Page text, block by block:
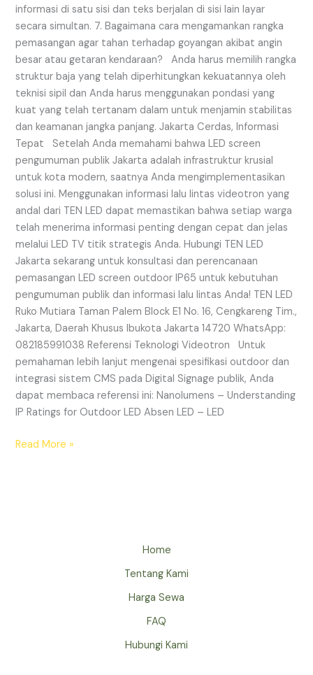
informasi di satu sisi dan teks berjalan di sisi lain layar
secara simultan. 7. Bagaimana cara mengamankan rangka
pemasangan agar tahan terhadap goyangan akibat angin
besar atau getaran kendaraan? Anda harus memilih rangka
struktur baja yang telah diperhitungkan kekuatannya oleh
teknisi sipil dan Anda harus menggunakan pondasi yang
kuat yang telah tertanam dalam untuk menjamin stabilitas
dan keamanan jangka panjang. Jakarta Cerdas, Informasi
Tepat Setelah Anda memahami bahwa LED screen
pengumuman publik Jakarta adalah infrastruktur krusial
untuk kota modern, saatnya Anda mengimplementasikan
solusi ini. Menggunakan informasi lalu lintas videotron yang
andal dari TEN LED dapat memastikan bahwa setiap warga
telah menerima informasi penting dengan cepat dan jelas
melalui LED TV titik strategis Anda. Hubungi TEN LED
Jakarta sekarang untuk konsultasi dan perencanaan
pemasangan LED screen outdoor IP65 untuk kebutuhan
pengumuman publik dan informasi lalu lintas Anda! TEN LED
Ruko Mutiara Taman Palem Block E1 No. 16, Cengkareng Tim.,
Jakarta, Daerah Khusus Ibukota Jakarta 14720 WhatsApp:
082185991038 Referensi Teknologi Videotron Untuk
pemahaman lebih lanjut mengenai spesifikasi outdoor dan
integrasi sistem CMS pada Digital Signage publik, Anda
dapat membaca referensi ini: Nanolumens – Understanding
IP Ratings for Outdoor LED Absen LED – LED
Read More »
Home
Tentang Kami
Harga Sewa
FAQ
Hubungi Kami